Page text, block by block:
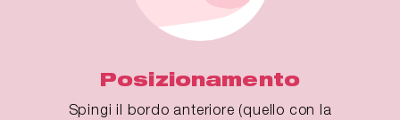
Posizionamento
Spingi il bordo anteriore (quello con la